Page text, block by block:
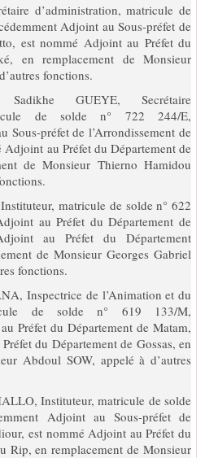
d’administration, matricule de
Adjoint au Sous-préfet de
est nommé Adjoint au Préfet du
en remplacement de Monsieur
fonctions.
Sadikhe GUEYE, Secrétaire
de solde n° 722 244/E,
Sous-préfet de l’Arrondissement de
Adjoint au Préfet du Département de
de Monsieur Thierno Hamidou
matricule de solde n° 622
au Préfet du Département de
au Préfet du Département
de Monsieur Georges Gabriel
fonctions.
Inspectrice de l’Animation et du
de solde n° 619 133/M,
Préfet du Département de Matam,
du Département de Gossas, en
Abdoul SOW, appelé à d’autres
Instituteur, matricule de solde
Adjoint au Sous-préfet de
est nommé Adjoint au Préfet du
Rip, en remplacement de Monsieur